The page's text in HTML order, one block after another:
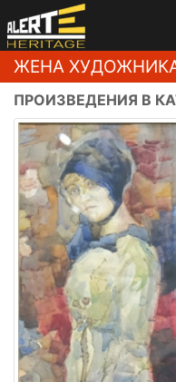
ЖЕНА
ПРОИЗВЕДЕНИЯ В